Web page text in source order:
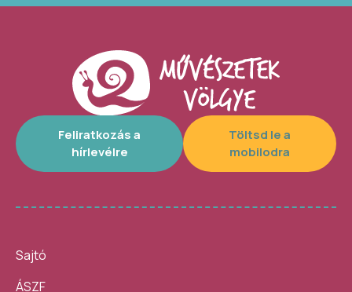
Feliratkozás a
hírlevélre
Töltsd le a
mobilodra
Sajtó
ÁSZF